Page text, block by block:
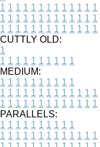
1 1 1 1 1 1 1 1 1 1 1 1 1
1 1 1 1 1 1 1 1 1 1 1 1 1
1 1 1 1 1 1 1 1 1 1 1 1 1
CUTTLY OLD:
1
1 1 1 1 1 1 1 1 1 1
MEDIUM:
1 1 1 1 1 1 1 1 1 1
1 1 1 1 1 1 1 1 1 1 1 1 1
1 1 1 1 1 1 1 1 1 1 1 1 1
PARALLELS:
1 1 1 1 1 1 1 1 1 1
1 1 1 1 1 1 1 1 1 1 1 1 1